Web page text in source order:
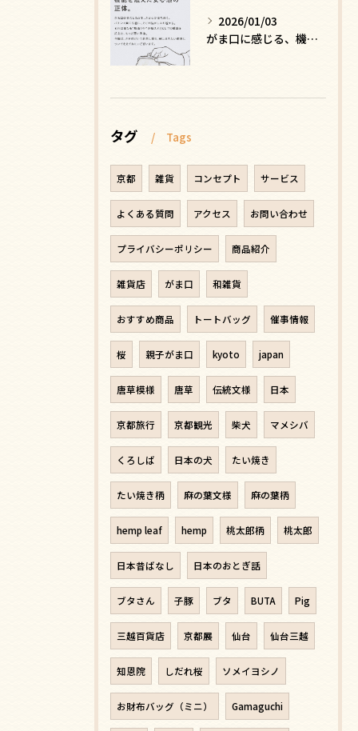
2026/01/03
がま口に感じる、機能を超えた安心感の正体
タグ Tags
京都 雑貨 コンセプト サービス
よくある質問 アクセス お問い合わせ
プライバシーポリシー 商品紹介
雑貨店 がま口 和雑貨
おすすめ商品 トートバッグ 催事情報
桜 親子がま口 kyoto japan
唐草模様 唐草 伝統文様 日本
京都旅行 京都観光 柴犬 マメシバ
くろしば 日本の犬 たい焼き
たい焼き柄 麻の葉文様 麻の葉柄
hemp leaf hemp 桃太郎柄 桃太郎
日本昔ばなし 日本のおとぎ話
ブタさん 子豚 ブタ BUTA Pig
三越百貨店 京都展 仙台 仙台三越
知恩院 しだれ桜 ソメイヨシノ
お財布バッグ（ミニ） Gamaguchi